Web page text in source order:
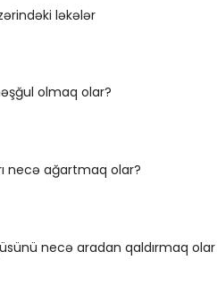
ləkələr
olmaq olar?
necə ağartmaq olar?
necə aradan qaldırmaq